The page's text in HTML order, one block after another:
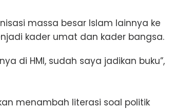
massa besar Islam lainnya ke
kader umat dan kader bangsa.
di HMI, sudah saya jadikan buku”,
menambah literasi soal politik